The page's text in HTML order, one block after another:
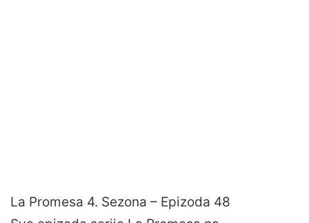
La Promesa 4. Sezona – Epizoda 48